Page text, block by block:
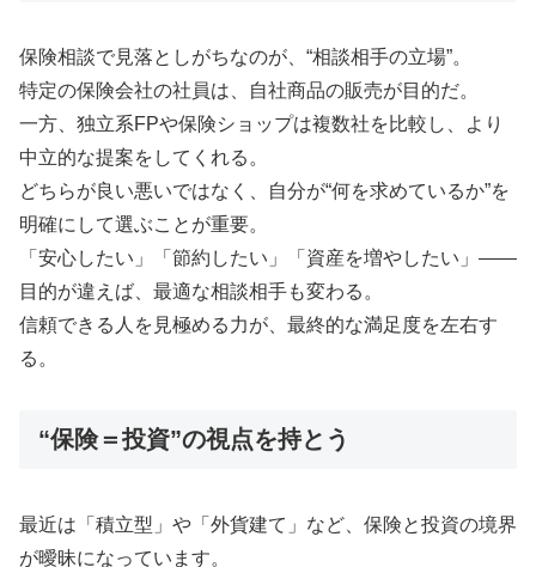
保険相談で見落としがちなのが、“相談相手の立場”。
特定の保険会社の社員は、自社商品の販売が目的だ。
一方、独立系FPや保険ショップは複数社を比較し、より
中立的な提案をしてくれる。
どちらが良い悪いではなく、自分が“何を求めているか”を
明確にして選ぶことが重要。
「安心したい」「節約したい」「資産を増やしたい」――
目的が違えば、最適な相談相手も変わる。
信頼できる人を見極める力が、最終的な満足度を左右す
る。
“保険＝投資”の視点を持とう
最近は「積立型」や「外貨建て」など、保険と投資の境界
が曖昧になっています。